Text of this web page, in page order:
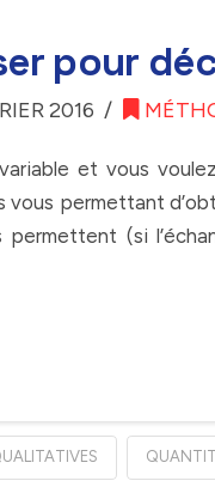
pour
2016
et vous
permettant
(si